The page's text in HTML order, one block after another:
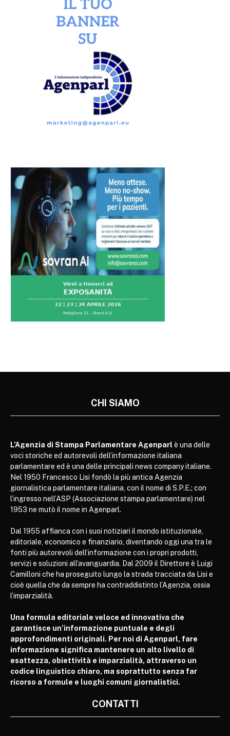
CHI SIAMO
L’Agenzia di Stampa Parlamentare Agenparl è una delle
voci storiche ed autorevoli dell’informazione italiana
parlamentare ed è una delle principali news company italiane.
Nel 1950 Francesco Lisi fondò la più antica Agenzia
giornalistica parlamentare italiana, con il nome di S.P.E.; con
l’ingresso nell’ASP (Associazione stampa parlamentare) nel
1953 ne mutò il nome in Agenparl.
Dal 1955 affianca con i suoi notiziari il mondo istituzionale,
editoriale, economico e finanziario, diventando oggi una tra le
fonti più autorevoli dell’informazione con i propri prodotti,
servizi e soluzioni all’avanguardia. Dal 2009 il Direttore è Luigi
Camilloni che ha proseguito lungo la strada tracciata da Lisi e
cioè quella che da sempre ha contraddistinto l’Agenzia, ossia
l’imparzialità.
Una formula editoriale veloce ed innovativa che
garantisce un’informazione puntuale e degli
approfondimenti originali. Per noi di Agenparl, fare
informazione significa mantenere un alto livello di
esattezza, obiettività e imparzialità, attraverso un
codice linguistico chiaro, ma soprattutto senza far
ricorso a formule e luoghi comuni giornalistici.
CONTATTI